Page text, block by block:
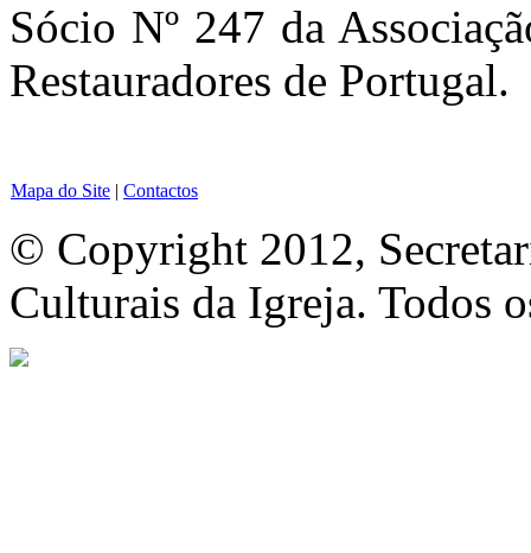
Sócio Nº 247 da
Restauradores de Portugal.
Mapa do Site | Contactos
© Copyright 2012,
Culturais da Igreja. Todos